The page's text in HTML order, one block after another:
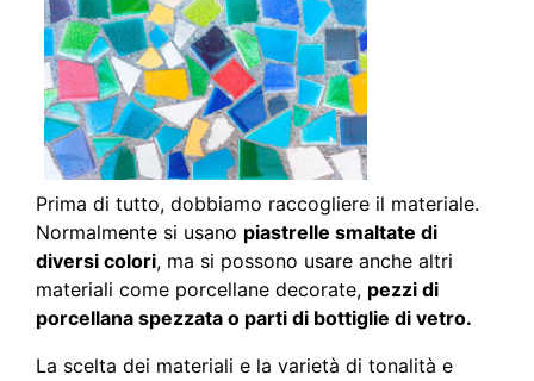
Prima di tutto, dobbiamo raccogliere il materiale.
Normalmente si usano piastrelle smaltate di
diversi colori, ma si possono usare anche altri
materiali come porcellane decorate, pezzi di
porcellana spezzata o parti di bottiglie di vetro.
La scelta dei materiali e la varietà di tonalità e